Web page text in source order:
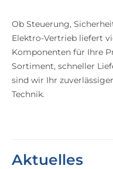
Ob Steuerung,
Elektro-Vertrieb liefert
Komponenten für Ihre
Sortiment, schneller
sind wir Ihr
Technik.
Aktuelles